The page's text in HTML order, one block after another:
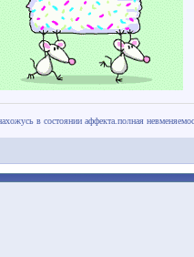
в состоянии аффекта.полная